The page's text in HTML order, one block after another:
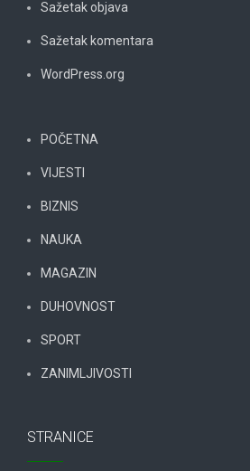
Sažetak objava
Sažetak komentara
WordPress.org
POČETNA
VIJESTI
BIZNIS
NAUKA
MAGAZIN
DUHOVNOST
SPORT
ZANIMLJIVOSTI
STRANICE